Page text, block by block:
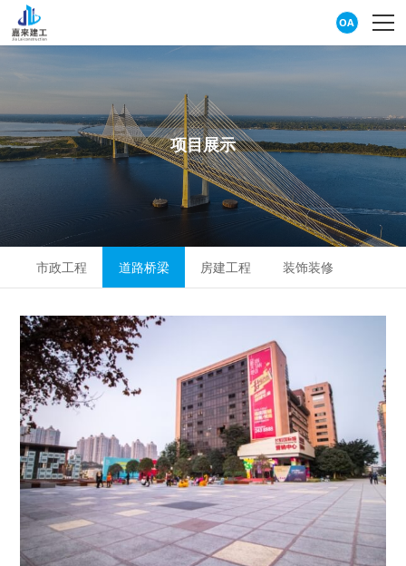
OA
项目展示
市政工程 道路桥梁 房建工程 装饰装修